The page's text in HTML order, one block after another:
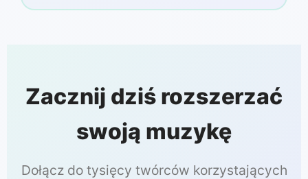
Zacznij dziś rozszerzać
swoją muzykę
Dołącz do tysięcy twórców korzystających